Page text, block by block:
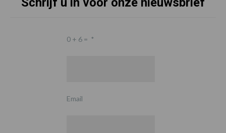
0 + 6 = *
Email